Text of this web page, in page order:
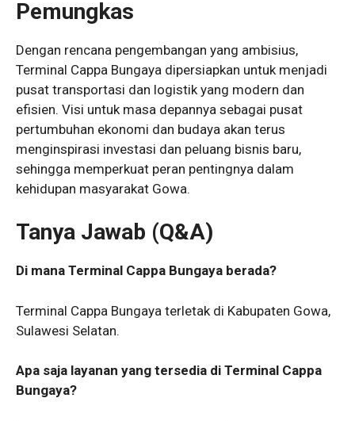
Pemungkas
Dengan rencana pengembangan yang ambisius,
Terminal Cappa Bungaya dipersiapkan untuk menjadi
pusat transportasi dan logistik yang modern dan
efisien. Visi untuk masa depannya sebagai pusat
pertumbuhan ekonomi dan budaya akan terus
menginspirasi investasi dan peluang bisnis baru,
sehingga memperkuat peran pentingnya dalam
kehidupan masyarakat Gowa.
Tanya Jawab (Q&A)
Di mana Terminal Cappa Bungaya berada?
Terminal Cappa Bungaya terletak di Kabupaten Gowa,
Sulawesi Selatan.
Apa saja layanan yang tersedia di Terminal Cappa
Bungaya?